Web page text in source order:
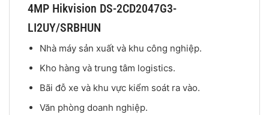
4MP Hikvision DS-2CD2047G3-
LI2UY/SRBHUN
Nhà máy sản xuất và khu công nghiệp.
Kho hàng và trung tâm logistics.
Bãi đỗ xe và khu vực kiểm soát ra vào.
Văn phòng doanh nghiệp.